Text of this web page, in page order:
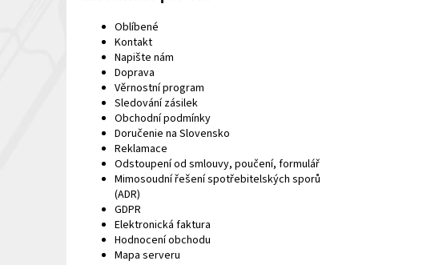
Oblíbené
Kontakt
Napište nám
Doprava
Věrnostní program
Sledování zásilek
Obchodní podmínky
Doručenie na Slovensko
Reklamace
Odstoupení od smlouvy, poučení, formulář
Mimosoudní řešení spotřebitelských sporů
(ADR)
GDPR
Elektronická faktura
Hodnocení obchodu
Mapa serveru